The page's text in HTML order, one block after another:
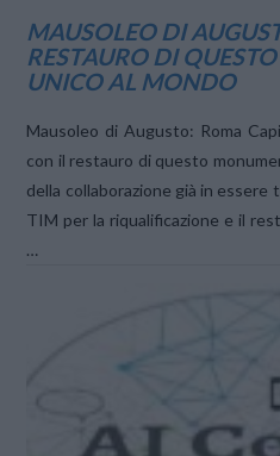
VIEW
MAUSOLEO DI
RESTAURO DI
UNICO AL MONDO
Mausoleo di Augusto: Roma
con il restauro di questo
della collaborazione già in essere
TIM per la riqualificazione e il
…